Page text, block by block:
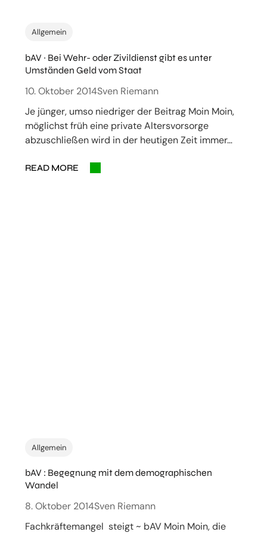
Allgemein
bAV ~ Bei Wehr- oder Zivildienst gibt es unter
Umständen Geld vom Staat
10. Oktober 2014Sven Riemann
Je jünger, umso niedriger der Beitrag Moin Moin,
möglichst früh eine private Altersvorsorge
abzuschließen wird in der heutigen Zeit immer…
READ MORE
Allgemein
bAV : Begegnung mit dem demographischen
Wandel
8. Oktober 2014Sven Riemann
Fachkräftemangel steigt ~ bAV Moin Moin, die